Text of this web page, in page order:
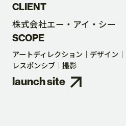
CLIENT
株式会社エー・アイ・シー
SCOPE
アートディレクション デザイン
レスポンシブ
撮影
launch site